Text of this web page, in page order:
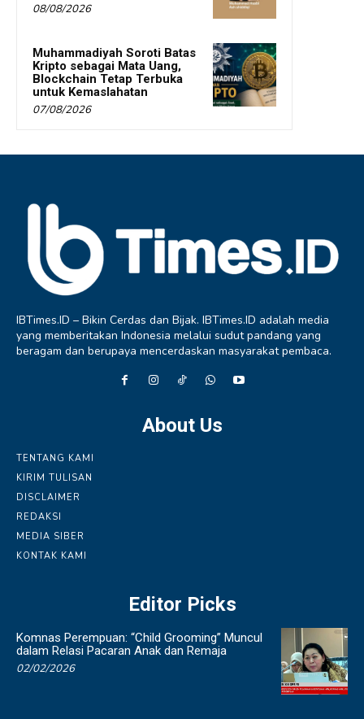
08/08/2026
Muhammadiyah Soroti Batas
Kripto sebagai Mata Uang,
Blockchain Tetap Terbuka
untuk Kemaslahatan
07/08/2026
IBTimes.ID – Bikin Cerdas dan Bijak. IBTimes.ID adalah media
yang memberitakan Indonesia melalui sudut pandang yang
beragam dan berupaya mencerdaskan masyarakat pembaca.
About Us
TENTANG KAMI
KIRIM TULISAN
DISCLAIMER
REDAKSI
MEDIA SIBER
KONTAK KAMI
Editor Picks
Komnas Perempuan: “Child Grooming” Muncul
dalam Relasi Pacaran Anak dan Remaja
02/02/2026